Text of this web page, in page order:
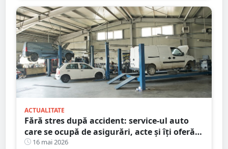
ACTUALITATE
Fără stres după accident: service-ul auto
care se ocupă de asigurări, acte și îți oferă
mașină la schimb
16 mai 2026